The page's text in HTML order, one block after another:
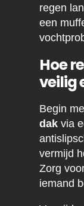
regen
een
Hoe
veilig
Begin
dakvia
vermijd
Zorg
iemand